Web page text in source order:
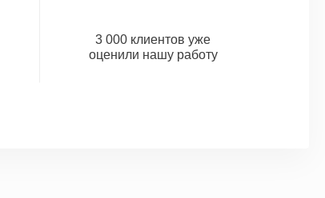
3 000 клиентов уже
оценили нашу работу